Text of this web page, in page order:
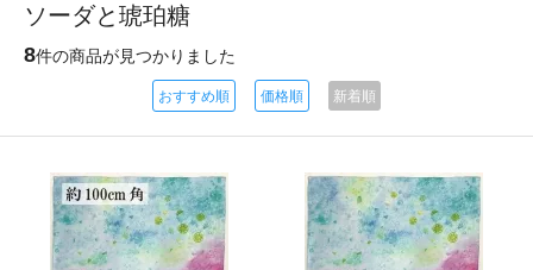
ソーダと琥珀糖
8件の商品が見つかりました
おすすめ順 価格順 新着順